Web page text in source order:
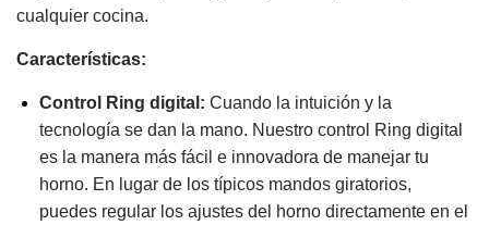
cualquier cocina.
Características:
Control Ring digital: Cuando la intuición y la
tecnología se dan la mano. Nuestro control Ring digital
es la manera más fácil e innovadora de manejar tu
horno. En lugar de los típicos mandos giratorios,
puedes regular los ajustes del horno directamente en el